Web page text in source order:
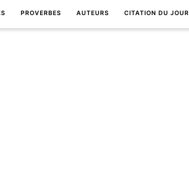
PROVERBES AUTEURS CITATION DU JOUR